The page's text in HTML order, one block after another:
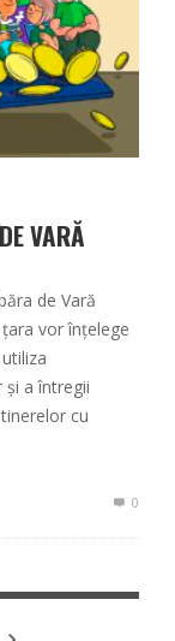
VARĂ
de Vară
vor înțelege
a întregii
cu
0